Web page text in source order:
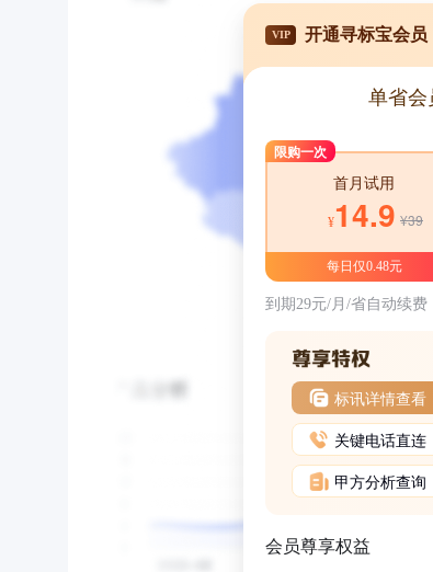
VIP 开通寻标宝会员
单省会
限购一次
首月试用
¥14.9 ¥39
每日仅0.48元
到期29元/月/省自动续费
标讯详情查看
关键电话直连
甲方分析查询
会员尊享权益